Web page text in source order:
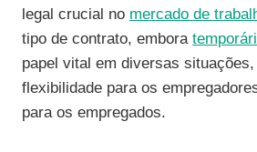
legal crucial no mercado de
tipo de contrato, embora
papel vital em diversas
flexibilidade para os
para os empregados.